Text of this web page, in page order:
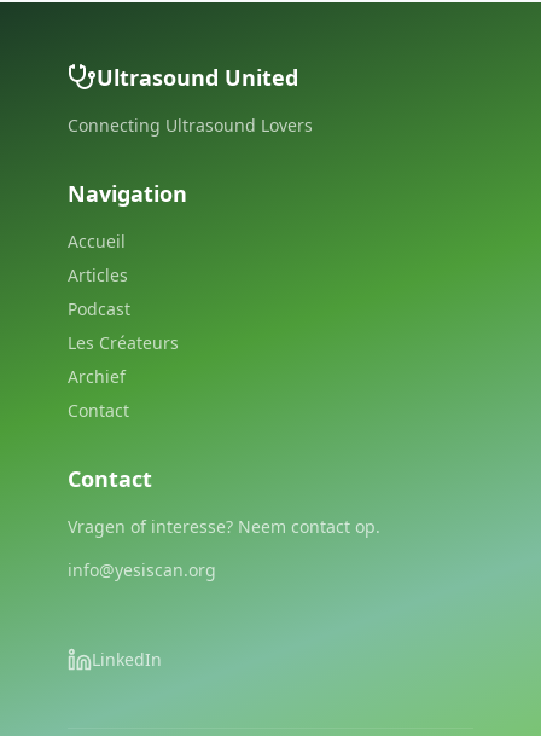
Ultrasound United
Connecting Ultrasound Lovers
Navigation
Accueil
Articles
Podcast
Les Créateurs
Archief
Contact
Contact
Vragen of interesse? Neem contact op.
info@yesiscan.org
LinkedIn